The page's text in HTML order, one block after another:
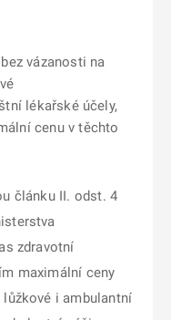
vázanosti na
lékařské účely,
cenu v těchto
článku II. odst. 4
zdravotní
maximální ceny
i ambulantní